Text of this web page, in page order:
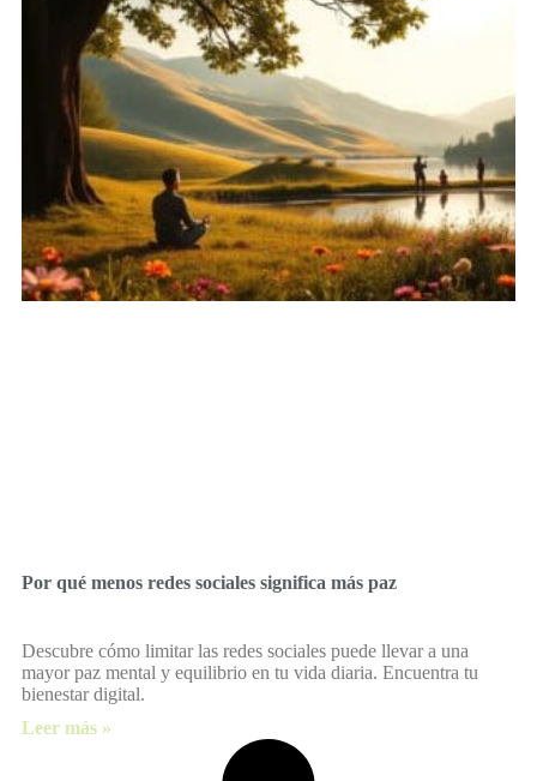
Por qué menos redes sociales significa más paz
Descubre cómo limitar las redes sociales puede llevar a una
mayor paz mental y equilibrio en tu vida diaria. Encuentra tu
bienestar digital.
Leer más »